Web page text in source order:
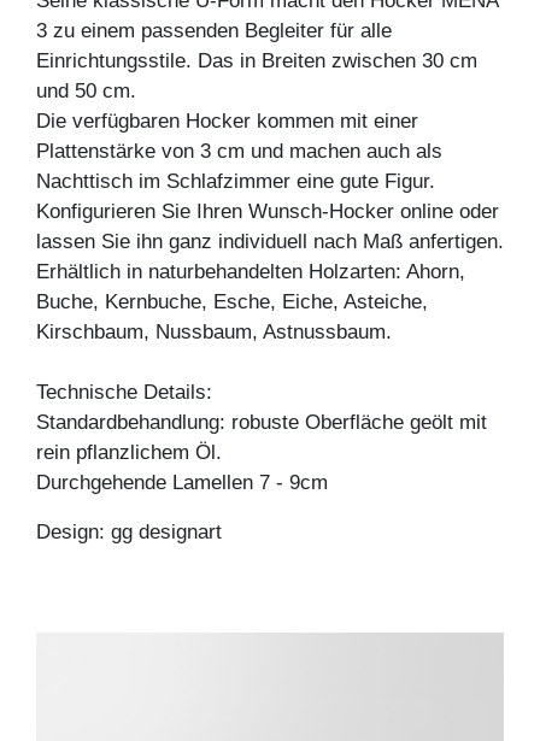
3 zu einem passenden Begleiter für alle
Einrichtungsstile. Das in Breiten zwischen 30 cm
und 50 cm.
Die verfügbaren Hocker kommen mit einer
Plattenstärke von 3 cm und machen auch als
Nachttisch im Schlafzimmer eine gute Figur.
Konfigurieren Sie Ihren Wunsch-Hocker online oder
lassen Sie ihn ganz individuell nach Maß anfertigen.
Erhältlich in naturbehandelten Holzarten: Ahorn,
Buche, Kernbuche, Esche, Eiche, Asteiche,
Kirschbaum, Nussbaum, Astnussbaum.
Technische Details:
Standardbehandlung: robuste Oberfläche geölt mit
rein pflanzlichem Öl.
Durchgehende Lamellen 7 - 9cm
Design: gg designart